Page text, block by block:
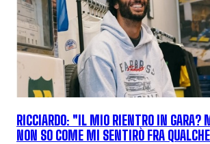
RICCIARDO: "IL MIO RIENTRO IN GARA?
NON SO COME MI SENTIRÒ FRA